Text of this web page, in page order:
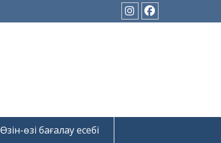
Instagram
Facebook
Өзін-өзі бағалау есебі